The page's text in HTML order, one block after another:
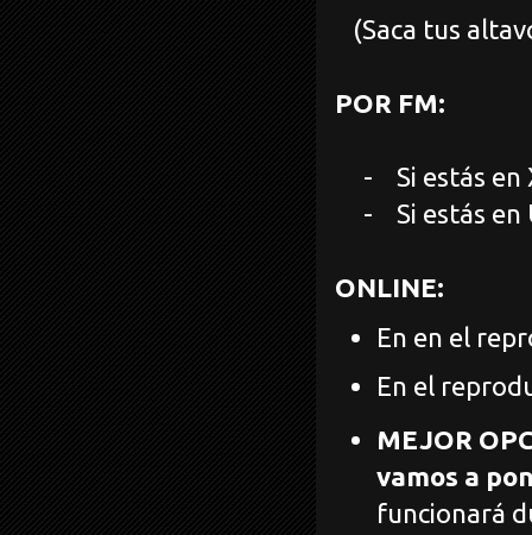
(Saca tus
POR FM:
-
Si estás en
-
Si estás en
ONLINE:
En en el
En el
MEJOR
vamos a
funcionará